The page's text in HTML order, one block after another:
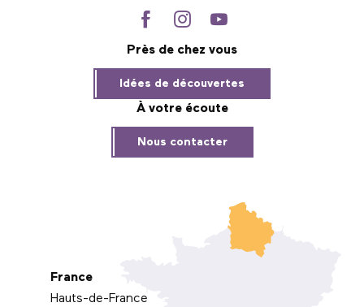
Près de chez vous
Idées de découvertes
À votre écoute
Nous contacter
France
Hauts-de-France